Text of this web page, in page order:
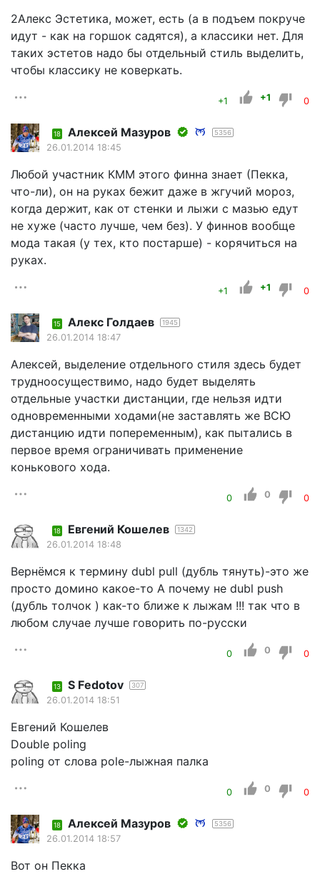
2Алекс Эстетика, может, есть (а в подъем покруче
идут - как на горшок садятся), а классики нет. Для
таких эстетов надо бы отдельный стиль выделить,
чтобы классику не коверкать.
+1 +1 0
18 Алексей Мазуров 5356
26.01.2014 18:45
Любой участник КММ этого финна знает (Пекка,
что-ли), он на руках бежит даже в жгучий мороз,
когда держит, как от стенки и лыжи с мазью едут
не хуже (часто лучше, чем без). У финнов вообще
мода такая (у тех, кто постарше) - корячиться на
руках.
+1 +1 0
15 Алекс Голдаев 1945
26.01.2014 18:47
Алексей, выделение отдельного стиля здесь будет
трудноосуществимо, надо будет выделять
отдельные участки дистанции, где нельзя идти
одновременными ходами(не заставлять же ВСЮ
дистанцию идти попеременным), как пытались в
первое время ограничивать применение
конькового хода.
0 0 0
18 Евгений Кошелев 1342
26.01.2014 18:48
Вернёмся к термину dubl pull (дубль тянуть)-это же
просто домино какое-то А почему не dubl push
(дубль толчок ) как-то ближе к лыжам !!! так что в
любом случае лучше говорить по-русски
0 0 0
13 S Fеdotov 307
26.01.2014 18:51
Евгений Кошелев
Double poling
poling от слова pole-лыжная палка
0 0 0
18 Алексей Мазуров 5356
26.01.2014 18:57
Вот он Пекка